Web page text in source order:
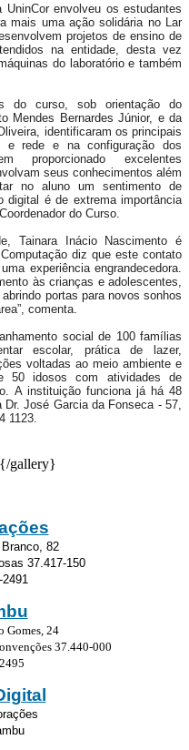
envolveu os estudantes
mais uma ação solidária no Lar
projetos de ensino de
na entidade, desta vez
do laboratório e também
do curso, sob orientação do
Mendes Bernardes Júnior, e da
identificaram os principais
e rede e na configuração dos
proporcionado excelentes
seus conhecimentos além
no aluno um sentimento de
digital é de extrema importância
do Curso.
Tainara Inácio Nascimento é
diz que este contato
experiência engrandecedora.
às crianças e adolescentes,
portas para novos sonhos
comenta.
social de 100 famílias
escolar, prática de lazer,
voltadas ao meio ambiente e
50 idosos com atividades de
A instituição funciona já há 48
José Garcia da Fonseca - 57,
1123.
gallery}
82
37.417-150
Gomes, 24
37.440-000